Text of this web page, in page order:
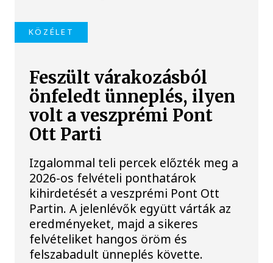
KÖZÉLET
Feszült várakozásból
önfeledt ünneplés, ilyen
volt a veszprémi Pont
Ott Parti
Izgalommal teli percek előzték meg a
2026-os felvételi ponthatárok
kihirdetését a veszprémi Pont Ott
Partin. A jelenlévők együtt várták az
eredményeket, majd a sikeres
felvételiket hangos öröm és
felszabadult ünneplés követte.